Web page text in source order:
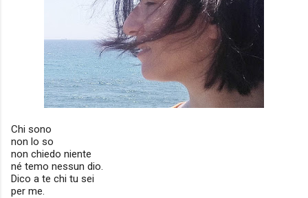
Chi sono
non lo so
non chiedo niente
né temo nessun dio.
Dico a te chi tu sei
per me.